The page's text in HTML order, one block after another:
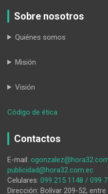
Sobre nosotros
Quiénes somos
Misión
Visión
Código de ética
lectivo
2023
en
el
Contactos
E-mail:
publicidad@hora32.com.ec
Celulares: 099 215 1148 / 099
Dirección: Bolívar 209-52,